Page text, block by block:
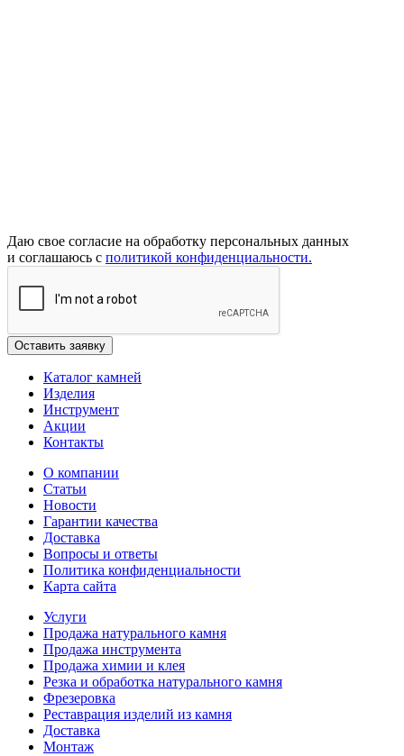
Даю свое согласие на обработку персональных данных
и соглашаюсь с политикой конфиденциальности.
Каталог камней
Изделия
Инструмент
Акции
Контакты
О компании
Статьи
Новости
Гарантии качества
Доставка
Вопросы и ответы
Политика конфиденциальности
Карта сайта
Услуги
Продажа натурального камня
Продажа инструмента
Продажа химии и клея
Резка и обработка натурального камня
Фрезеровка
Реставрация изделий из камня
Доставка
Монтаж